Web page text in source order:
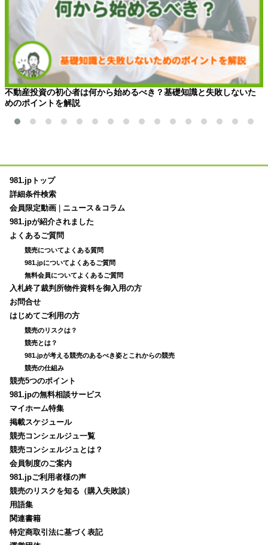
不動産投資の初心者は何から始めるべき？基礎知識と失敗しないた
めのポイントを解説
981.jpトップ
詳細条件検索
会員限定動画
ニュース＆コラム
981.jpが紹介されました
よくあるご質問
競売についてよくある質問
981.jpについてよくあるご質問
無料会員についてよくあるご質問
入札終了裁判所物件資料を御入用の方
お問合せ
はじめてご利用の方
競売のリスクは？
競売とは？
981.jpが考える競売のあるべき姿とこれからの競売
競売の仕組み
競売5つのポイント
981.jpの無料相談サービス
マイホーム特集
掲載スケジュール
競売コンシェルジュ一覧
競売コンシェルジュとは？
会員制度のご案内
981.jpご利用者様の声
競売のリスクを知る（購入失敗談）
用語集
関連書籍
特定商取引法に基づく表記